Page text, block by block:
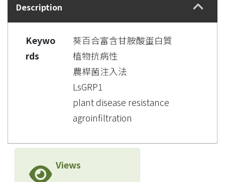
Description
Keywo
rds
葵百合富含甘胺酸蛋白質
植物抗病性
農桿菌注入法
LsGRP1
plant disease resistance
agroinfiltration
Views